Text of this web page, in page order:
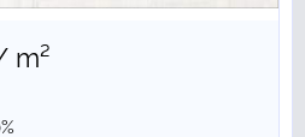
m²